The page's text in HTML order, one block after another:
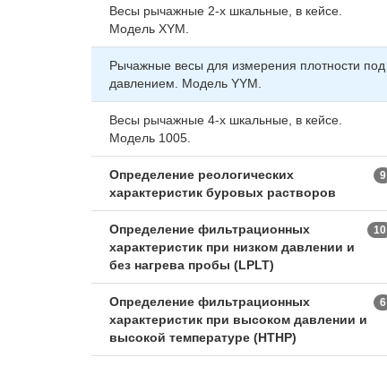
Весы рычажные 2-х шкальные, в кейсе.
Модель XYM.
Рычажные весы для измерения плотности под
давлением. Модель YYM.
Весы рычажные 4-х шкальные, в кейсе.
Модель 1005.
Определение реологических
характеристик буровых растворов
9
Определение фильтрационных
характеристик при низком давлении и
без нагрева пробы (LPLT)
10
Определение фильтрационных
характеристик при высоком давлении и
высокой температуре (HTHP)
6